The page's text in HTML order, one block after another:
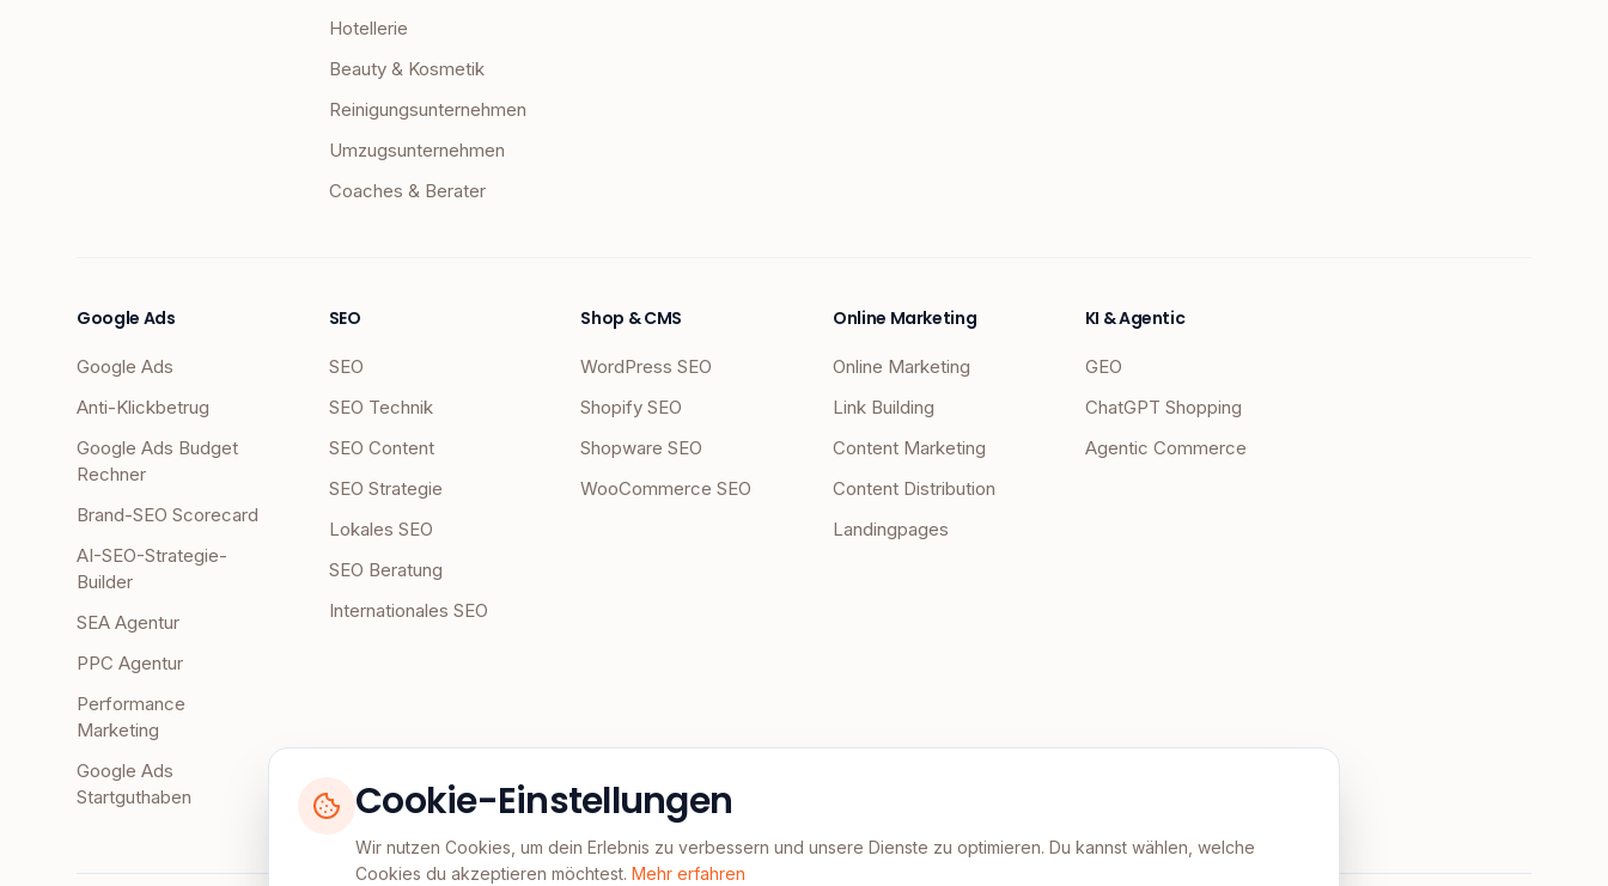
Hotellerie
Beauty & Kosmetik
Reinigungsunternehmen
Umzugsunternehmen
Coaches & Berater
Google Ads
Google Ads
Anti-Klickbetrug
Google Ads Budget
Rechner
Brand-SEO Scorecard
AI-SEO-Strategie-
Builder
SEA Agentur
PPC Agentur
Performance
Marketing
Google Ads
Startguthaben
SEO
SEO
SEO Technik
SEO Content
SEO Strategie
Lokales SEO
SEO Beratung
Internationales SEO
Shop & CMS
WordPress SEO
Shopify SEO
Shopware SEO
WooCommerce SEO
Online Marketing
Online Marketing
Link Building
Content Marketing
Content Distribution
Landingpages
KI & Agentic
GEO
ChatGPT Shopping
Agentic Commerce
Cookie-Einstellungen
Wir nutzen Cookies, um dein Erlebnis zu verbessern und unsere Dienste zu optimieren. Du kannst wählen, welche
Cookies du akzeptieren möchtest. Mehr erfahren